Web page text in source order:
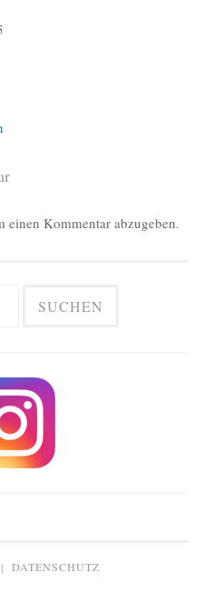
einen Kommentar abzugeben.
| DATENSCHUTZ